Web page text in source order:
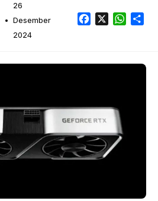
26
Desember
2024
Facebook